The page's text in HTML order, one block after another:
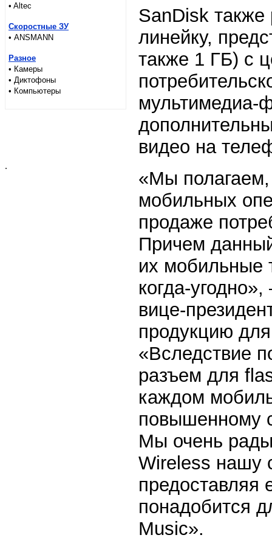
• Altec
Скоростные ЗУ
• ANSMANN
Разное
• Камеры
• Диктофоны
• Компьютеры
.
SanDisk
линейку,
также 1 ГБ) с
мультимедиа-
видео на
«Мы полагаем,
мобильных
продаже
Причем
их мобильные
когда-
вице-
продукцию
«Вследствие
разъем для
каждом
повышенному
Мы очень
Wireless нашу
предоставляя
понадобится
Music».